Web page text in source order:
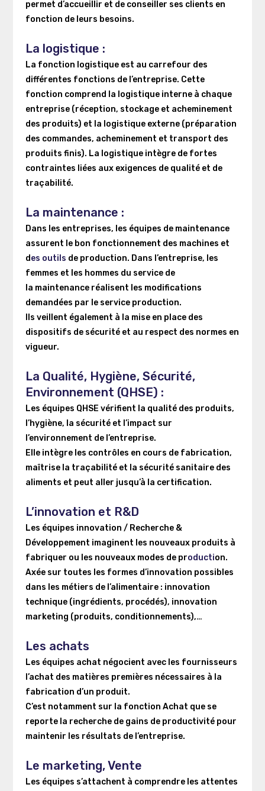
permet d’accueillir et de conseiller ses clients en
fonction de leurs besoins.
La logistique :
La fonction logistique est au carrefour des
différentes fonctions de l’entreprise. Cette
fonction comprend la logistique interne à chaque
entreprise (réception, stockage et acheminement
des produits) et la logistique externe (préparation
des commandes, acheminement et transport des
produits finis). La logistique intègre de fortes
contraintes liées aux exigences de qualité et de
traçabilité.
La maintenance :
Dans les entreprises, les équipes de maintenance
assurent le bon fonctionnement des machines et
des outils de production. Dans l’entreprise, les
femmes et les hommes du service de
la maintenance réalisent les modifications
demandées par le service production.
Ils veillent également à la mise en place des
dispositifs de sécurité et au respect des normes en
vigueur.
La Qualité, Hygiène, Sécurité,
Environnement (QHSE) :
Les équipes QHSE vérifient la qualité des produits,
l’hygiène, la sécurité et l’impact sur
l’environnement de l’entreprise.
Elle intègre les contrôles en cours de fabrication,
maîtrise la traçabilité et la sécurité sanitaire des
aliments et peut aller jusqu’à la certification.
L’innovation et R&D
Les équipes innovation / Recherche &
Développement imaginent les nouveaux produits à
fabriquer ou les nouveaux modes de production.
Axée sur toutes les formes d’innovation possibles
dans les métiers de l’alimentaire : innovation
technique (ingrédients, procédés), innovation
marketing (produits, conditionnements),…
Les achats
Les équipes achat négocient avec les fournisseurs
l’achat des matières premières nécessaires à la
fabrication d’un produit.
C’est notamment sur la fonction Achat que se
reporte la recherche de gains de productivité pour
maintenir les résultats de l’entreprise.
Le marketing, Vente
Les équipes s’attachent à comprendre les attentes